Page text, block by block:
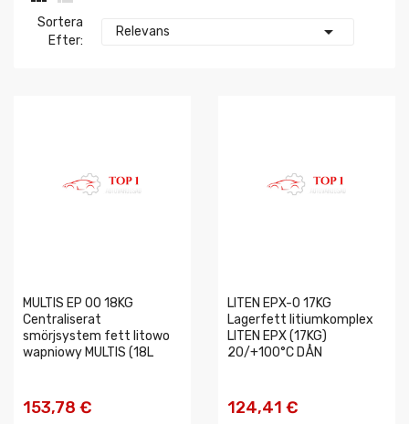
Sortera
Efter:
Relevans 
MULTIS EP 00 18KG
Centraliserat
smörjsystem fett litowo
wapniowy MULTIS (18L
153,78 €
LITEN EPX-0 17KG
Lagerfett litiumkomplex
LITEN EPX (17KG)
20/+100°C DÅN
124,41 €